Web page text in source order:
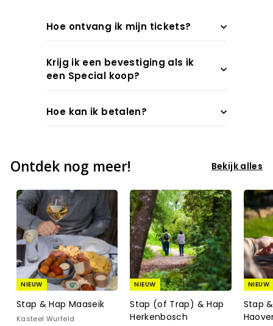
Hoe ontvang ik mijn tickets?
Krijg ik een bevestiging als ik
een Special koop?
Hoe kan ik betalen?
Ontdek nog meer! Bekijk alles
NIEUW
Stap & Hap Maaseik
Kasteel Wurfeld
NIEUW
Stap (of Trap) & Hap
Herkenbosch
NIEUW
Stap